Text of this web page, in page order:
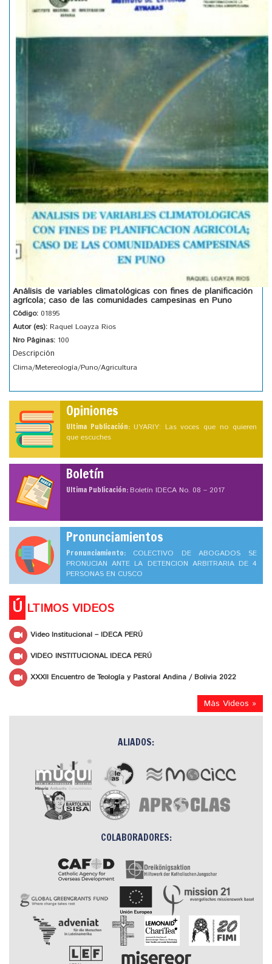
Análisis de variables climatológicas con fines de planificación
agrícola; caso de las comunidades campesinas en Puno
Código: 01895
Autor (es): Raquel Loayza Rios
Nro Páginas: 100
Descripción
Clima/Metereología/Puno/Agricultura
Opiniones
Ultima Publicación: UYARIY: Las voces que no quieren
que escuches
Boletín
Ultima Publicación:Boletín IDECA No. 08 – 2017
Pronunciamientos
Pronunciamiento: COLECTIVO DE ABOGADOS SE
PRONUCIAN ANTE LA DETENCION ARBITRARIA DE 4
PERSONAS EN CUSCO
Ú LTIMOS VIDEOS
Video Institucional – IDECA PERÚ
VIDEO INSTITUCIONAL IDECA PERÚ
XXXII Encuentro de Teología y Pastoral Andina / Bolivia 2022
Más Videos »
ALIADOS:
COLABORADORES: